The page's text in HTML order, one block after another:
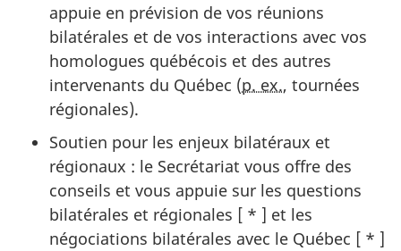
appuie en prévision de vos réunions
bilatérales et de vos interactions avec vos
homologues québécois et des autres
intervenants du Québec (p. ex., tournées
régionales).
Soutien pour les enjeux bilatéraux et
régionaux : le Secrétariat vous offre des
conseils et vous appuie sur les questions
bilatérales et régionales [ * ] et les
négociations bilatérales avec le Québec [ * ]